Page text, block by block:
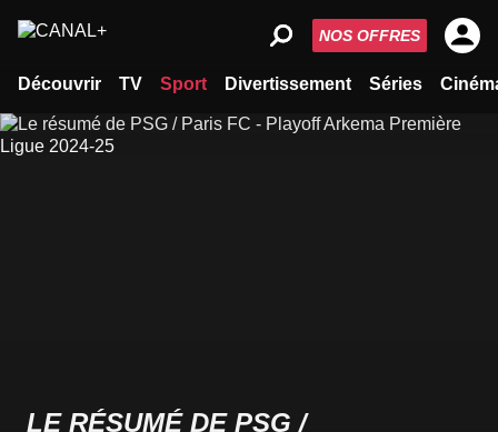
Découvrir TV Sport Divertissement Séries
NOS OFFRES
LE RÉSUMÉ DE PSG /